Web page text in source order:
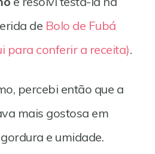
de Bolo de Fubá
para conferir a receita).
percebi então que a
mais gostosa em
e umidade.